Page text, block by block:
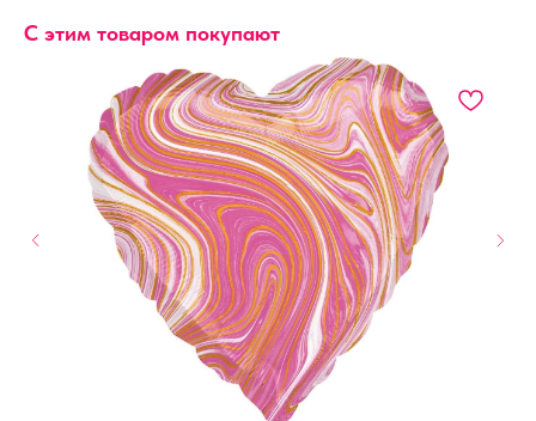
С этим товаром покупают